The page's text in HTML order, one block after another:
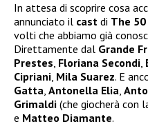
In attesa di scoprire cosa
annunciato il cast di The
volti che abbiamo già
Direttamente dal Grande
Prestes, Floriana Secondi,
Cipriani, Mila Suarez. E
Gatta, Antonella Elia,
Grimaldi (che giocherà con
e Matteo Diamante.